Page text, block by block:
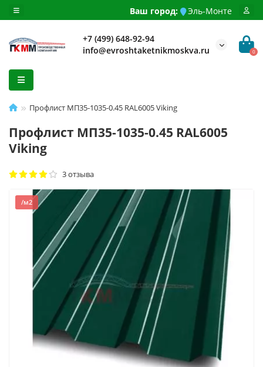
Ваш город: Эль-Монте
+7 (499) 648-92-94
info@evroshtaketnikmoskva.ru
0
Профлист МП35-1035-0.45 RAL6005 Viking
Профлист МП35-1035-0.45 RAL6005
Viking
3 отзыва
/м2